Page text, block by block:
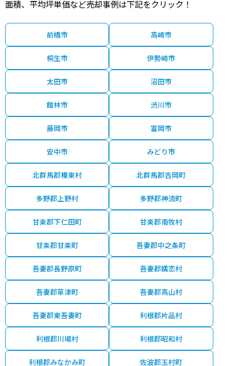
面積、平均坪単価など売却事例は下記をクリック！
前橋市 高崎市
桐生市 伊勢崎市
太田市 沼田市
館林市 渋川市
藤岡市 富岡市
安中市 みどり市
北群馬郡榛東村 北群馬郡吉岡町
多野郡上野村 多野郡神流町
甘楽郡下仁田町 甘楽郡南牧村
甘楽郡甘楽町 吾妻郡中之条町
吾妻郡長野原町 吾妻郡嬬恋村
吾妻郡草津町 吾妻郡高山村
吾妻郡東吾妻町 利根郡片品村
利根郡川場村 利根郡昭和村
利根郡みなかみ町 佐波郡玉村町